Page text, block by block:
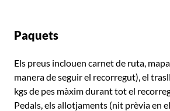
Paquets
Els preus inclouen carnet de ruta,
manera de seguir el recorregut), el
kgs de pes màxim durant tot el
Pedals, els allotjaments (nit prèvia en